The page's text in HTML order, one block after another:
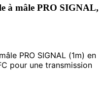
à mâle PRO SIGNAL,
PRO SIGNAL (1m) en
pour une transmission